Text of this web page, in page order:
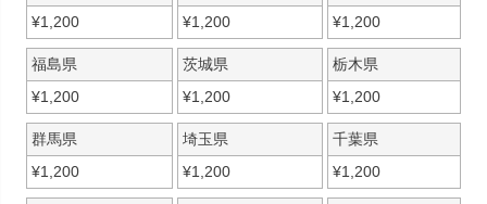
¥1,200
¥1,200
¥1,200
福島県
¥1,200
茨城県
¥1,200
栃木県
¥1,200
群馬県
¥1,200
埼玉県
¥1,200
千葉県
¥1,200